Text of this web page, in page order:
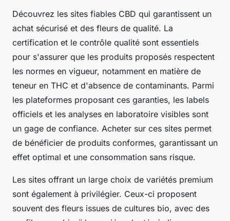
Découvrez les sites fiables CBD qui garantissent un
achat sécurisé et des fleurs de qualité. La
certification et le contrôle qualité sont essentiels
pour s'assurer que les produits proposés respectent
les normes en vigueur, notamment en matière de
teneur en THC et d'absence de contaminants. Parmi
les plateformes proposant ces garanties, les labels
officiels et les analyses en laboratoire visibles sont
un gage de confiance. Acheter sur ces sites permet
de bénéficier de produits conformes, garantissant un
effet optimal et une consommation sans risque.
Les sites offrant un large choix de variétés premium
sont également à privilégier. Ceux-ci proposent
souvent des fleurs issues de cultures bio, avec des